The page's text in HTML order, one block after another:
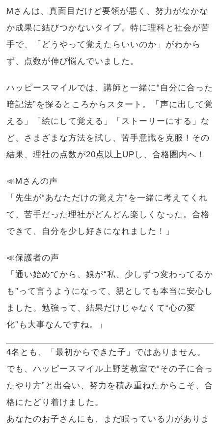
Mさんは、真面目だけど要領が悪く、努力がなかな
か成果に結びつかないタイプ。特に理科と社会が苦
手で、「どうやって覚えたらいいのか」がわから
ず、点数が伸び悩んでいました。
ハッピースマイルでは、講師と一緒に“自分に合った
暗記法”を探るところからスタート。「声に出して覚
える」「絵にして覚える」「ストーリーにする」な
ど、さまざまな方法を試し、苦手意識を克服！その
結果、理社の点数が20点以上UPし、合格圏内へ！
📣Mさんの声
「先生が“あなただけの覚え方”を一緒に考えてくれ
て、苦手だった理社がどんどん楽しくなった。合格
できて、自分を少し好きになれました！」
📣保護者の声
「通い始めてから、娘が“私、少しずつ変わってるか
も”って言うようになって、親としても本当に安心し
ました。勉強って、結果だけじゃなくて“心の変
化”も大事なんですね。」
4名とも、「最初からできた子」ではありません。
でも、ハッピースマイル上野芝教室で“その子に合っ
たやり方”と出会い、努力を積み重ねたからこそ、合
格にたどり着けました。
あなたのお子さんにも、まだ眠っている力がありま